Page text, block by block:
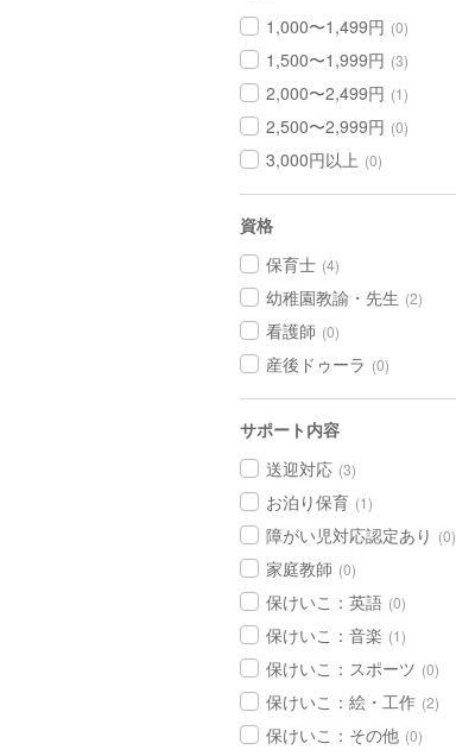
1,000〜1,499円 (0)
1,500〜1,999円 (3)
2,000〜2,499円 (1)
2,500〜2,999円 (0)
3,000円以上 (0)
資格
保育士 (4)
幼稚園教諭・先生 (2)
看護師 (0)
産後ドゥーラ (0)
サポート内容
送迎対応 (3)
お泊り保育 (1)
障がい児対応認定あり (0)
家庭教師 (0)
保けいこ：英語 (0)
保けいこ：音楽 (1)
保けいこ：スポーツ (0)
保けいこ：絵・工作 (2)
保けいこ：その他 (0)